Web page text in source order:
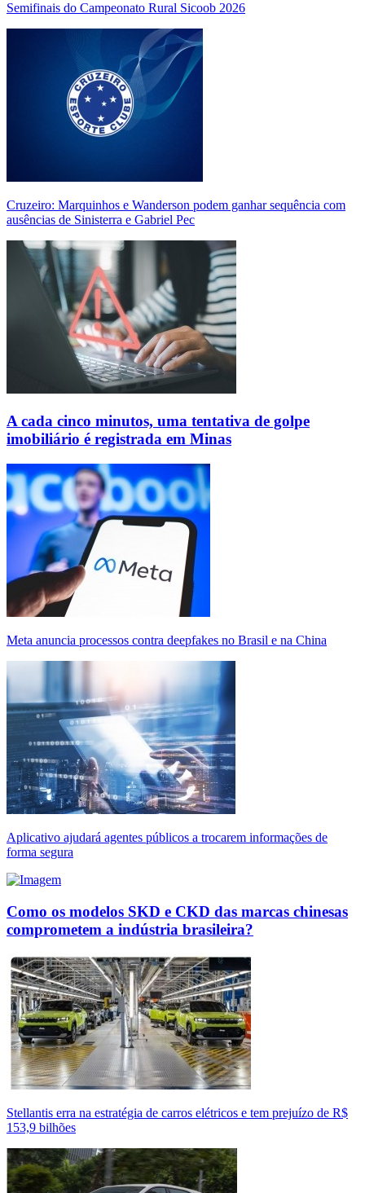
Semifinais do Campeonato Rural Sicoob 2026
Cruzeiro: Marquinhos e Wanderson podem ganhar sequência com
ausências de Sinisterra e Gabriel Pec
A cada cinco minutos, uma tentativa de golpe
imobiliário é registrada em Minas
Meta anuncia processos contra deepfakes no Brasil e na China
Aplicativo ajudará agentes públicos a trocarem informações de
forma segura
Como os modelos SKD e CKD das marcas chinesas
comprometem a indústria brasileira?
Stellantis erra na estratégia de carros elétricos e tem prejuízo de R$
153,9 bilhões